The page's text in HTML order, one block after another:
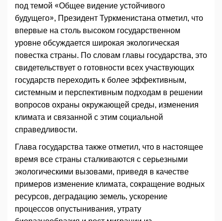
под темой «Общее видение устойчивого
будущего», Президент Туркменистана отметил, что
впервые на столь высоком государственном
уровне обсуждается широкая экологическая
повестка страны. По словам главы государства, это
свидетельствует о готовности всех участвующих
государств переходить к более эффективным,
системным и перспективным подходам в решении
вопросов охраны окружающей среды, изменения
климата и связанной с этим социальной
справедливости.
Глава государства также отметил, что в настоящее
время все страны сталкиваются с серьезными
экологическими вызовами, приведя в качестве
примеров изменение климата, сокращение водных
ресурсов, деградацию земель, ускорение
процессов опустынивания, утрату